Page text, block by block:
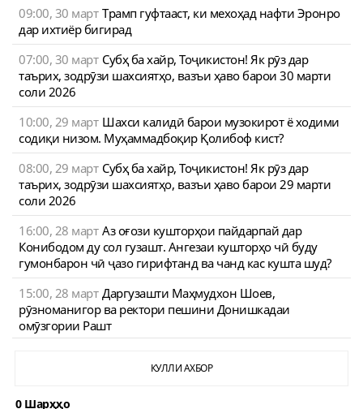
09:00, 30 март Трамп гуфтааст, ки мехоҳад нафти Эронро
дар ихтиёр бигирад
07:00, 30 март Субҳ ба хайр, Тоҷикистон! Як рӯз дар
таърих, зодрӯзи шахсиятҳо, вазъи ҳаво барои 30 марти
соли 2026
10:00, 29 март Шахси калидӣ барои музокирот ё ходими
содиқи низом. Муҳаммадбоқир Қолибоф кист?
08:00, 29 март Субҳ ба хайр, Тоҷикистон! Як рӯз дар
таърих, зодрӯзи шахсиятҳо, вазъи ҳаво барои 29 марти
соли 2026
16:00, 28 март Аз оғози кушторҳои пайдарпай дар
Конибодом ду сол гузашт. Ангезаи кушторҳо чӣ буду
гумонбарон чӣ ҷазо гирифтанд ва чанд кас кушта шуд?
15:00, 28 март Даргузашти Маҳмудхон Шоев,
рӯзноманигор ва ректори пешини Донишкадаи
омӯзгории Рашт
КУЛЛИ АХБОР
0 Шарҳҳо